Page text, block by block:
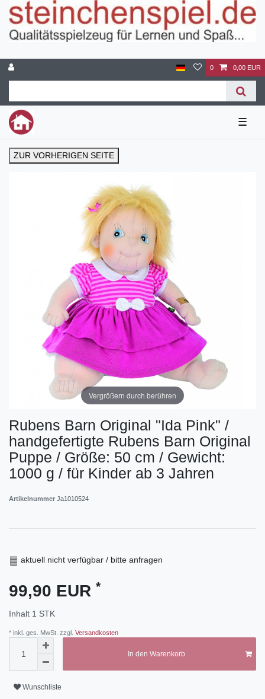
0 0,00 EUR
☰
ZUR VORHERIGEN SEITE
Vergrößern durch berühren
Rubens Barn Original "Ida Pink" /
handgefertigte Rubens Barn Original
Puppe / Größe: 50 cm / Gewicht:
1000 g / für Kinder ab 3 Jahren
Artikelnummer Ja1010524
aktuell nicht verfügbar / bitte anfragen
99,90 EUR *
Inhalt 1 STK
* inkl. ges. MwSt. zzgl. Versandkosten
In den Warenkorb
Wunschliste